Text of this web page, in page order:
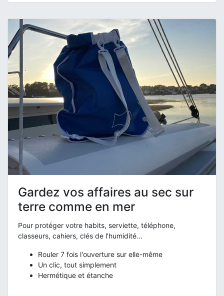
Gardez vos affaires au sec sur
terre comme en mer
Pour protéger votre habits, serviette, téléphone,
classeurs, cahiers, clés de l'humidité...
Rouler 7 fois l'ouverture sur elle-même
Un clic, tout simplement
Hermétique et étanche